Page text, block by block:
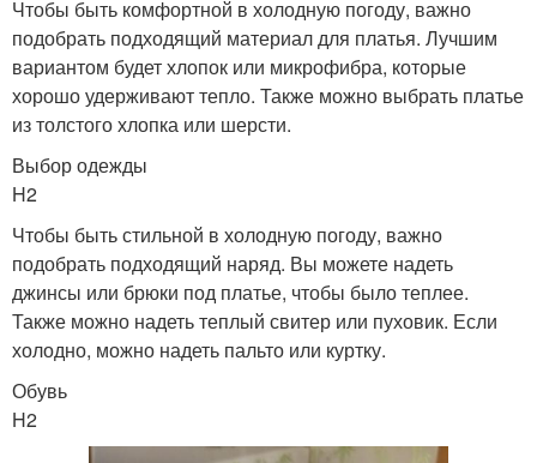
Чтобы быть комфортной в холодную погоду, важно
подобрать подходящий материал для платья. Лучшим
вариантом будет хлопок или микрофибра, которые
хорошо удерживают тепло. Также можно выбрать платье
из толстого хлопка или шерсти.
Выбор одежды
H2
Чтобы быть стильной в холодную погоду, важно
подобрать подходящий наряд. Вы можете надеть
джинсы или брюки под платье, чтобы было теплее.
Также можно надеть теплый свитер или пуховик. Если
холодно, можно надеть пальто или куртку.
Обувь
H2